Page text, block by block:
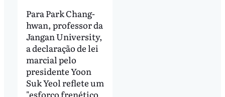
Para Park Chang-
hwan, professor da
Jangan University,
a declaração de lei
marcial pelo
presidente Yoon
Suk Yeol reflete um
"esforço frenético